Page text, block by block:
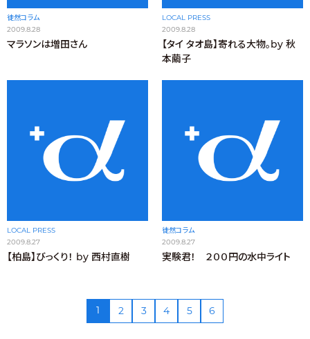
徒然コラム
2009.8.28
マラソンは増田さん
LOCAL PRESS
2009.8.28
【タイ タオ島】寄れる大物。by 秋
本繭子
LOCAL PRESS
2009.8.27
【柏島】びっくり！ by 西村直樹
徒然コラム
2009.8.27
実験君！ ２００円の水中ライト
1 2 3 4 5 6